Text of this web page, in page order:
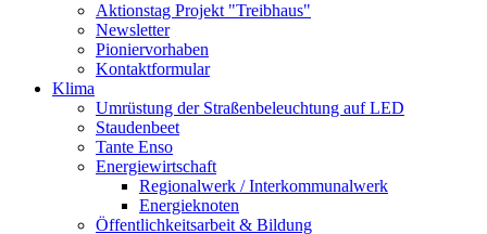
Aktionstag Projekt "Treibhaus"
Newsletter
Pioniervorhaben
Kontaktformular
Klima
Umrüstung der Straßenbeleuchtung auf LED
Staudenbeet
Tante Enso
Energiewirtschaft
Regionalwerk / Interkommunalwerk
Energieknoten
Öffentlichkeitsarbeit & Bildung